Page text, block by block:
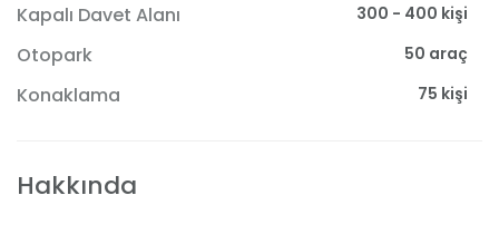
Kapalı Davet Alanı 300 - 400 kişi
Otopark 50 araç
Konaklama 75 kişi
Hakkında